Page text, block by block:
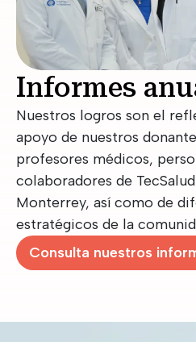
Informes
Nuestros logros son el
apoyo de nuestros
profesores médicos,
colaboradores de
Monterrey, así como de
estratégicos de la
Consulta nuestros